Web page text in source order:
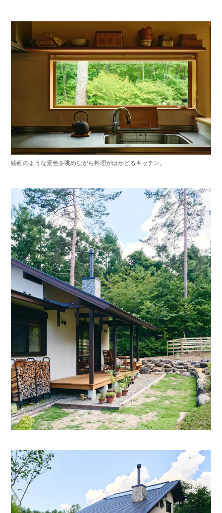
絵画のような景色を眺めながら料理がはかどるキッチン。